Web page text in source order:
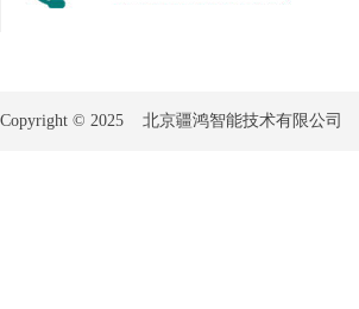
Copyright © 2025 北京疆鸿智能技术有限公司